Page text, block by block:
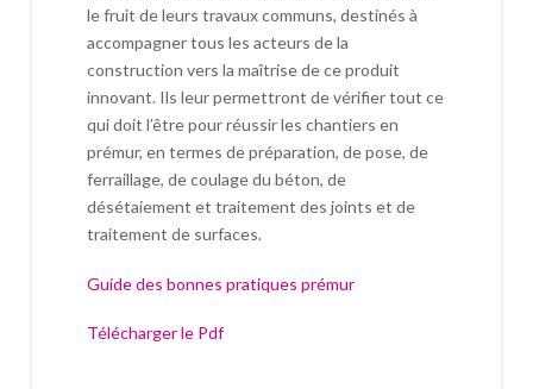
le fruit de leurs travaux communs, destinés à
accompagner tous les acteurs de la
construction vers la maîtrise de ce produit
innovant. Ils leur permettront de vérifier tout ce
qui doit l’être pour réussir les chantiers en
prémur, en termes de préparation, de pose, de
ferraillage, de coulage du béton, de
désétaiement et traitement des joints et de
traitement de surfaces.
Guide des bonnes pratiques prémur
Télécharger le Pdf